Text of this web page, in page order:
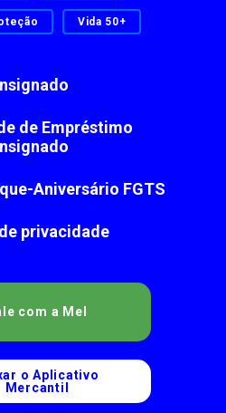
de Empréstimo
Aniversário FGTS
privacidade
com a Mel
o Aplicativo
Mercantil
Vida 50+